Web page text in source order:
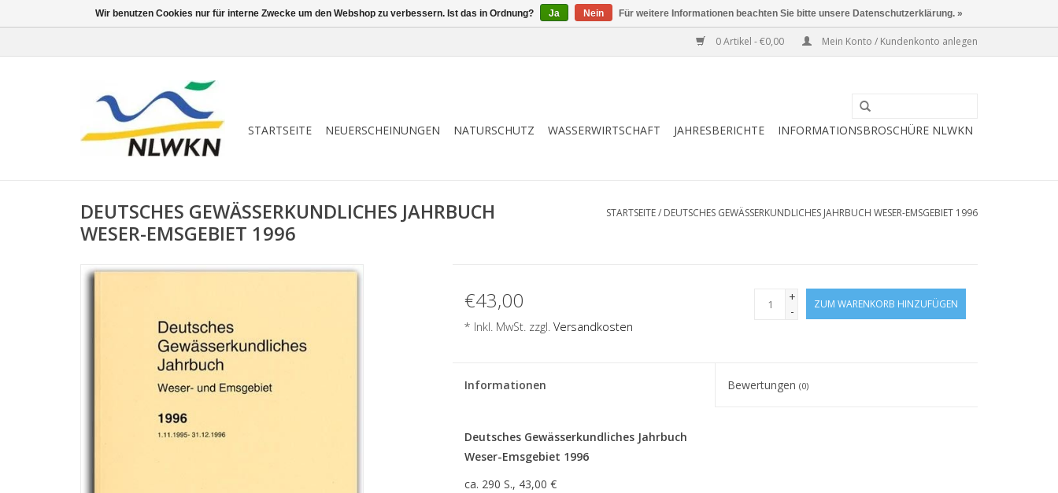
0 Artikel - €0,00 Mein Konto / Kundenkonto anlegen
STARTSEITE NEUERSCHEINUNGEN NATURSCHUTZ WASSERWIRTSCHAFT JAHRESBERICHTE INFORMATIONSBROSCHÜRE NLWKN
DEUTSCHES GEWÄSSERKUNDLICHES JAHRBUCH
WESER-EMSGEBIET 1996
STARTSEITE/ DEUTSCHES GEWÄSSERKUNDLICHES JAHRBUCH WESER-EMSGEBIET 1996
€43,00
* Inkl. MwSt. zzgl. Versandkosten
+
-
ZUM WARENKORB HINZUFÜGEN
Informationen Bewertungen(0)
Deutsches Gewässerkundliches Jahrbuch
Weser-Emsgebiet 1996
ca. 290 S., 43,00 €
Wir benutzen Cookies nur für interne Zwecke um den Webshop zu verbessern. Ist das in Ordnung? Ja Nein Für weitere Informationen beachten Sie bitte unsere Datenschutzerklärung. »